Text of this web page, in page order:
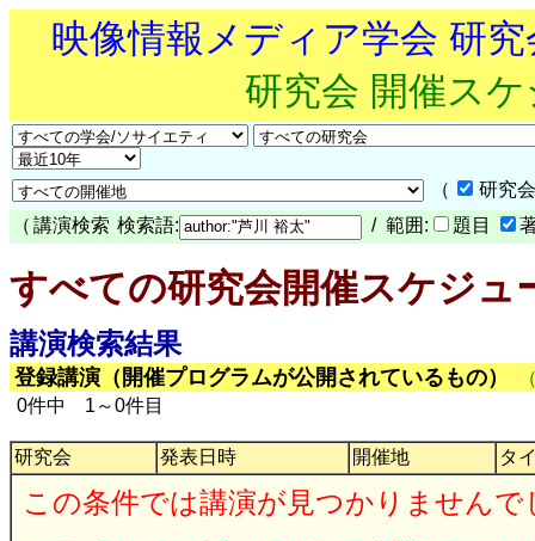
映像情報メディア学会 研
研究会 開催ス
（
研究
（ 講演検索 検索語: / 範囲: 題目
すべての研究会開催スケジュ
講演検索結果
登録講演（開催プログラムが公開されているもの）
0件中 1～0件目
研究会 発表日時 開催地 タ
この条件では講演が見つかりませんで